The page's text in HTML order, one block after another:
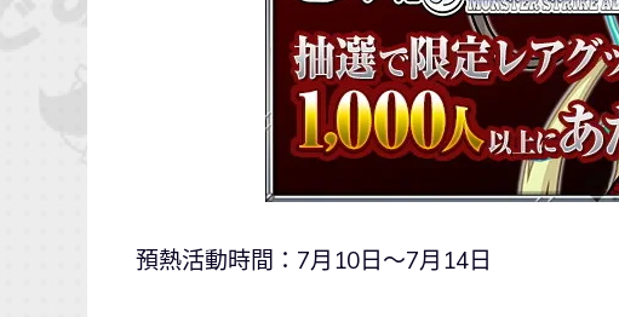
預熱活動時間：7月10日～7月14日